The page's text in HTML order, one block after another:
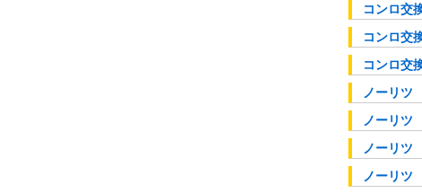
コンロ交
コンロ
コンロ交
ノーリ
ノーリ
ノーリ
ノーリツ